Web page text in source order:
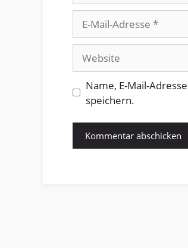
Mail-
Adresse
Name, E-Mail-
speichern.